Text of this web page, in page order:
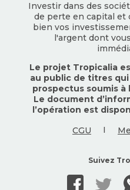
Investir dans des
de perte en capital et
bien vos
l'argent dont
Le projet Tropicalia
au public de titres
prospectus soumis à
Le document
l’opération est
CGU
I
Suivez